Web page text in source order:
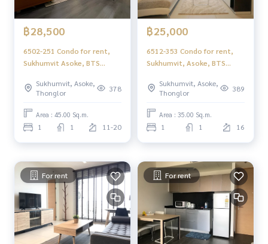
฿28,500
6502-251 Condo for rent,
Sukhumvit Asoke, BTS
1 bedroom, high floor.
Sukhumvit, Asoke,
Thonglor
378
Area : 45.00 Sq.m.
1 1 11-20
฿25,000
6512-353 Condo for rent,
Sukhumvit, Asoke, BTS
1 bedroom.
Sukhumvit, Asoke,
Thonglor
389
Area : 35.00 Sq.m.
1 1 16
For rent For rent